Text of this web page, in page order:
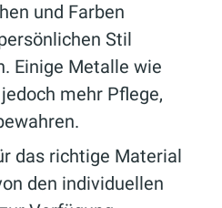
und Farben
Stil
Einige Metalle wie
mehr Pflege,
das richtige Material
den individuellen